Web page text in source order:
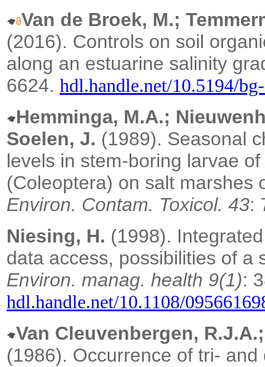
Van de Broek, M.;
(2016). Controls on soil
along an estuarine salinity
6624. hdl.handle.net/10.5194/
Hemminga, M.A.;
Soelen, J. (1989). Seasonal
levels in stem-boring larvae of
(Coleoptera) on salt
Environ. Contam. Toxicol. 43:
Niesing, H. (1998).
data access, possibilities of a
Environ. manag. health 9(1):
hdl.handle.net/10.1108/
Van Cleuvenbergen,
(1986). Occurrence of tri-